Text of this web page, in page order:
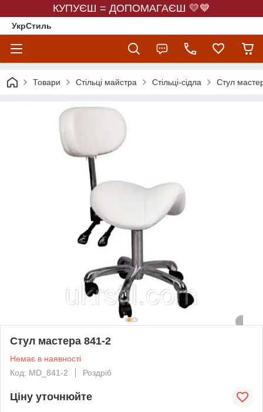
КУПУЄШ = ДОПОМАГАЄШ 💛💙
УкрСтиль
Товари Стільці майстра Стільці-сідла Стул
Стул мастера 841-2
Немає в наявності
Код: MD_841-2
Роздріб
Ціну уточнюйте